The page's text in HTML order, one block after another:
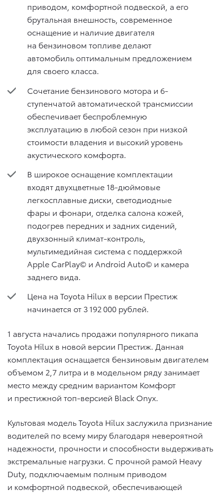
приводом, комфортной подвеской, а его
брутальная внешность, современное
оснащение и наличие двигателя
на бензиновом топливе делают
автомобиль оптимальным предложением
для своего класса.
Сочетание бензинового мотора и 6-
ступенчатой автоматической трансмиссии
обеспечивает беспроблемную
эксплуатацию в любой сезон при низкой
стоимости владения и высокий уровень
акустического комфорта.
В широкое оснащение комплектации
входят двухцветные 18-дюймовые
легкосплавные диски, светодиодные
фары и фонари, отделка салона кожей,
подогрев передних и задних сидений,
двухзонный климат-контроль,
мультимедийная система с поддержкой
Apple CarPlay© и Android Auto© и камера
заднего вида.
Цена на Toyota Hilux в версии Престиж
начинается от 3 192 000 рублей.
1 августа начались продажи популярного пикапа
Toyota Hilux в новой версии Престиж. Данная
комплектация оснащается бензиновым двигателем
объемом 2,7 литра и в модельном ряду занимает
место между средним вариантом Комфорт
и престижной топ-версией Black Onyx.
Культовая модель Toyota Hilux заслужила признание
водителей по всему миру благодаря невероятной
надежности, прочности и способности выдерживать
экстремальные нагрузки. С прочной рамой Heavy
Duty, подключаемым полным приводом
и комфортной подвеской, обеспечивающей